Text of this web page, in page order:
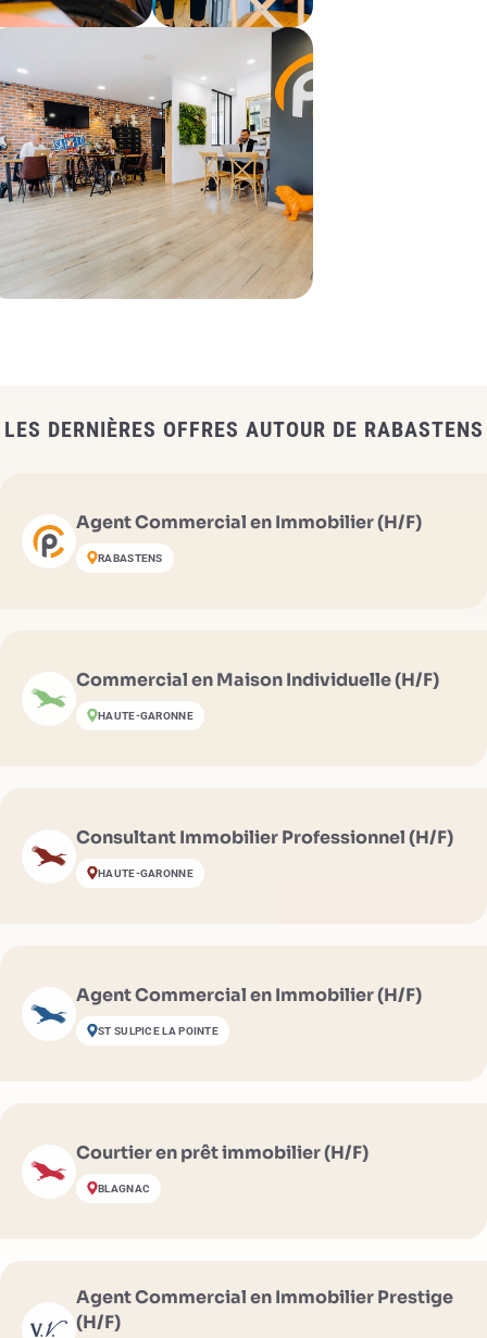
LES DERNIÈRES OFFRES AUTOUR DE RABASTENS
Agent Commercial en Immobilier (H/F)
RABASTENS
Commercial en Maison Individuelle (H/F)
HAUTE-GARONNE
Consultant Immobilier Professionnel (H/F)
HAUTE-GARONNE
Agent Commercial en Immobilier (H/F)
ST SULPICE LA POINTE
Courtier en prêt immobilier (H/F)
BLAGNAC
Agent Commercial en Immobilier Prestige
(H/F)